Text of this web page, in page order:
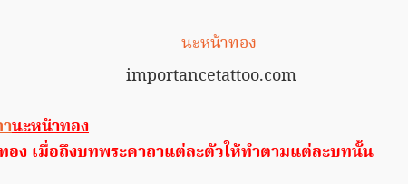
importancetattoo.com
นะหน้าทอง
อง เมื่อถึงบทพระคาถาแต่ละตัวให้ทำตามแต่ละบทนั้น